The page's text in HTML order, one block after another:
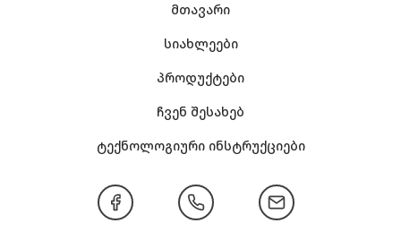
მთავარი
სიახლეები
პროდუქტები
ჩვენ შესახებ
ტექნოლოგიური ინსტრუქციები